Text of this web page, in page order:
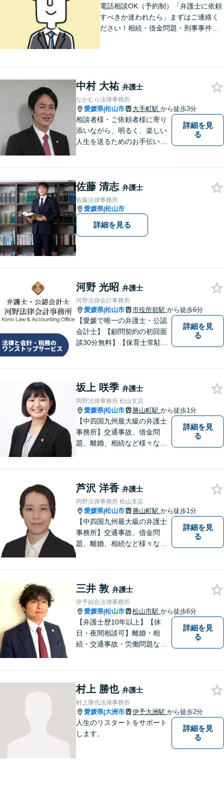
電話相談OK（予約制）「弁護士に依頼
すべきか迷われたら」まずはご連絡く
ださい！相続・借金問題・刑事事件・
中村 大祐 弁護士
なかむら法律事務所
愛媛県|松山市 大手町駅 から徒歩3分
相談者様・ご依頼者様に寄り
添いながら、明るく、楽しい
人生を送るためのお手伝いを
詳細を見
る
佐藤 清志 弁護士
佐藤法律事務所
愛媛県|松山市
詳細を見る
河野 光昭 弁護士
河野法律会計事務所
愛媛県|松山市 市役所前駅 から徒歩6分
【愛媛で唯一の弁護士・公認
会計士】【顧問契約の初回面
談30分無料】【保育士常駐】
せください。
詳細を見
る
坂上 咲季 弁護士
岡野法律事務所 松山支店
愛媛県|松山市 勝山町駅 から徒歩1分
【中四国九州最大級の弁護士
事務所】交通事故、借金問
題、離婚、相続など様々な問
い！
詳細を見
る
芦沢 洋香 弁護士
岡野法律事務所 松山支店
愛媛県|松山市 勝山町駅 から徒歩1分
【中四国九州最大級の弁護士
事務所】交通事故、借金問
題、離婚、相続など様々な問
い！
詳細を見
る
三井 敦 弁護士
伊予綜合法律事務所
愛媛県|松山市 松山市駅 から徒歩6分
【弁護士歴10年以上】【休
日・夜間相談可】離婚・相
続・交通事故・労働問題など
指します【オンライン相談
可】【松山市駅徒歩8分】
詳細を見
る
村上 勝也 弁護士
村上勝也法律事務所
愛媛県|大洲市 伊予大洲駅 から徒歩2分
人生のリスタートをサポート
します。
詳細を見
る